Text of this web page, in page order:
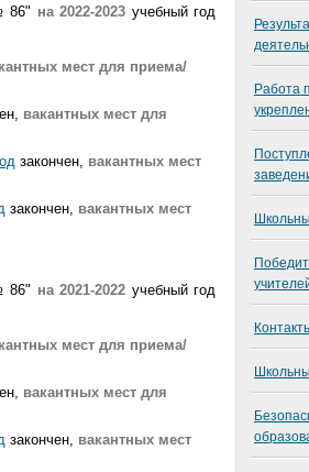
86" на 2022-2023 учебный год
мест для приема/
вакантных мест для
закончен, вакантных мест
закончен, вакантных мест
86" на 2021-2022 учебный год
мест для приема/
вакантных мест для
закончен, вакантных мест
Работа